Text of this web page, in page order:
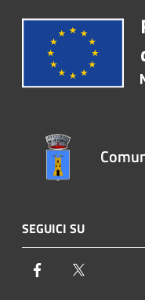
SEGUICI SU
Facebook